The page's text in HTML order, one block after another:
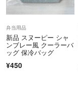
弁当用品
新品 スヌーピー シャ
ンブレー風 クーラーバ
ッグ 保冷バッグ
¥450